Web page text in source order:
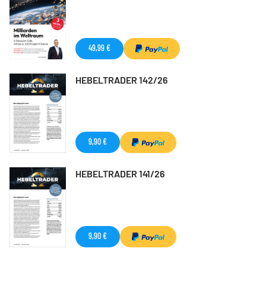
49,99 €
HEBELTRADER 142/26
9,90 €
HEBELTRADER 141/26
9,90 €